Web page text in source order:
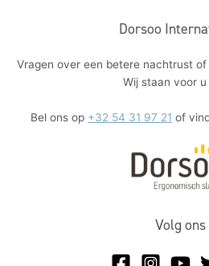
Dorsoo
Vragen over een betere nachtrust
Wij staan voor u
Bel ons op +32 54 31 97 21 of
Volg ons